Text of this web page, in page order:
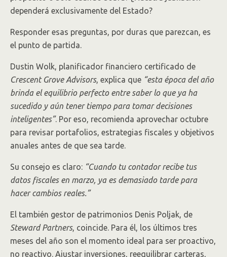
dependerá exclusivamente del Estado?
Responder esas preguntas, por duras que parezcan, es
el punto de partida.
Dustin Wolk, planificador financiero certificado de
Crescent Grove Advisors, explica que “esta época del año
brinda el equilibrio perfecto entre saber lo que ya ha
sucedido y aún tener tiempo para tomar decisiones
inteligentes”. Por eso, recomienda aprovechar octubre
para revisar portafolios, estrategias fiscales y objetivos
anuales antes de que sea tarde.
Su consejo es claro: “Cuando tu contador recibe tus
datos fiscales en marzo, ya es demasiado tarde para
hacer cambios reales.”
El también gestor de patrimonios Denis Poljak, de
Steward Partners, coincide. Para él, los últimos tres
meses del año son el momento ideal para ser proactivo,
no reactivo. Ajustar inversiones, reequilibrar carteras,